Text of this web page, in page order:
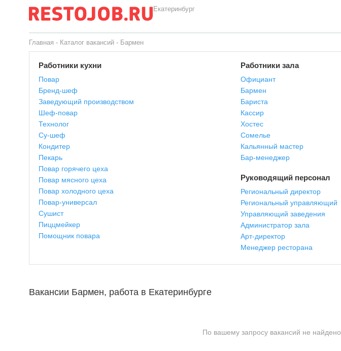
Екатеринбург
Главная - Каталог вакансий - Бармен
Работники кухни
Повар
Бренд-шеф
Заведующий производством
Шеф-повар
Технолог
Су-шеф
Кондитер
Пекарь
Повар горячего цеха
Повар мясного цеха
Повар холодного цеха
Повар-универсал
Сушист
Пиццмейкер
Помощник повара
Работники зала
Официант
Бармен
Бариста
Кассир
Хостес
Сомелье
Кальянный мастер
Бар-менеджер
Руководящий персонал
Региональный директор
Региональный управляющий
Управляющий заведения
Администратор зала
Арт-директор
Менеджер ресторана
Вакансии Бармен, работа в Екатеринбурге
По вашему запросу вакансий не найдено